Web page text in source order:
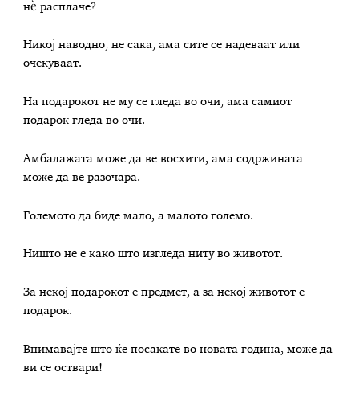
нѐ расплаче?
Никој наводно, не сака, ама сите се надеваат или
очекуваат.
На подарокот не му се гледа во очи, ама самиот
подарок гледа во очи.
Амбалажата може да ве восхити, ама содржината
може да ве разочара.
Големото да биде мало, а малото големо.
Ништо не е како што изгледа ниту во животот.
За некој подарокот е предмет, а за некој животот е
подарок.
Внимавајте што ќе посакате во новата година, може да
ви се оствари!